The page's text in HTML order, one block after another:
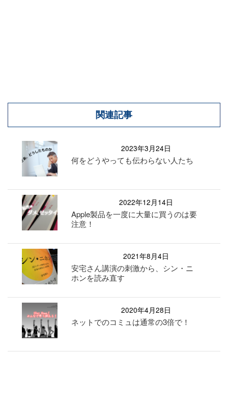
関連記事
2023年3月24日
何をどうやっても伝わらない人たち
2022年12月14日
Apple製品を一度に大量に買うのは要
注意！
2021年8月4日
安宅さん講演の刺激から、シン・ニ
ホンを読み直す
2020年4月28日
ネットでのコミュは通常の3倍で！